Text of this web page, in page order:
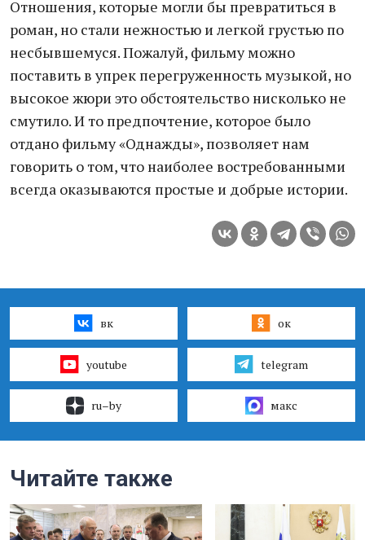
Отношения, которые могли бы превратиться в
роман, но стали нежностью и легкой грустью по
несбывшемуся. Пожалуй, фильму можно
поставить в упрек перегруженность музыкой, но
высокое жюри это обстоятельство нисколько не
смутило. И то предпочтение, которое было
отдано фильму «Однажды», позволяет нам
говорить о том, что наиболее востребованными
всегда оказываются простые и добрые истории.
вк ок
youtube telegram
ru–by макс
Читайте также